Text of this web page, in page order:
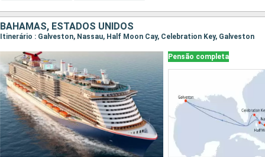
BAHAMAS, ESTADOS UNIDOS
Itinerário : Galveston, Nassau, Half Moon Cay, Celebration Key, Galveston
Pensão completa